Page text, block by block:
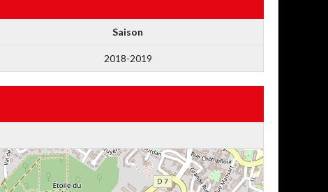
Saison
2018-2019